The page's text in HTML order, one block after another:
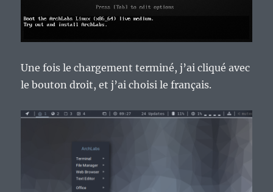
Une fois le chargement terminé, j’ai cliqué avec
le bouton droit, et j’ai choisi le français.